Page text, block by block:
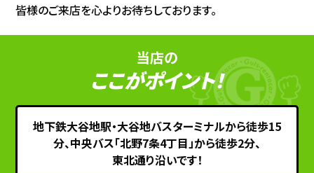
皆様のご来店を心よりお待ちしております。
当店の
ここがポイント！
地下鉄大谷地駅・大谷地バスターミナルから徒歩15
分、中央バス「北野7条4丁目」から徒歩2分、
東北通り沿いです！